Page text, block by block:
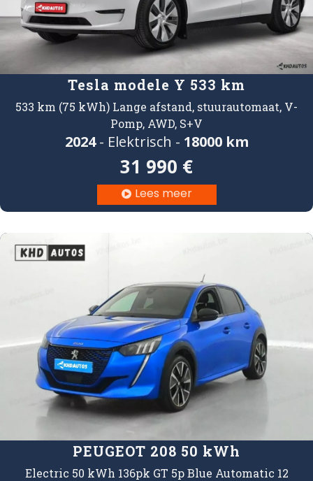
Tesla modele Y 533 km
533 km (75 kWh) Lange afstand, stuurautomaat, V-
Pomp, AWD, S+V
2024- Elektrisch - 18000 km
31 990 €
 Lees meer
PEUGEOT 208 50 kWh
Electric 50 kWh 136pk GT 5p Blue Automatic 12